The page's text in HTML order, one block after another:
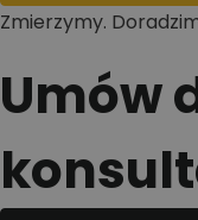
Zmierzymy.
Umów